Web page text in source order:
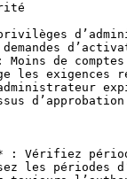
de comptes
les exigences
: Vérifiez
les périodes